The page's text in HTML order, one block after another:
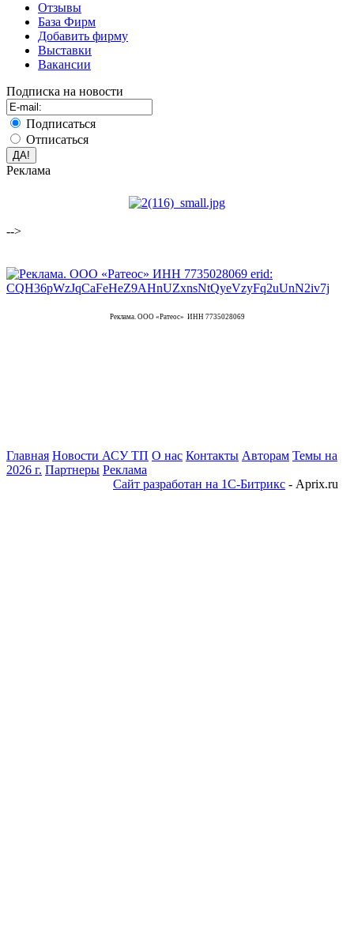
Отзывы
База Фирм
Добавить фирму
Выставки
Вакансии
Подписка на новости
Подписаться
Отписаться
Реклама
-->
Реклама. ООО «Ратеос» ИНН 7735028069
Главная Новости АСУ ТП О нас Контакты Авторам Темы на
2026 г. Партнеры Реклама
Сайт разработан на 1С-Битрикс - Aprix.ru